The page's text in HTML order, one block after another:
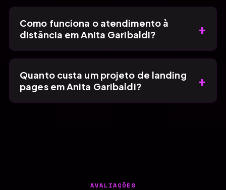
Como funciona o atendimento à
distância em Anita Garibaldi?
+
Quanto custa um projeto de landing
pages em Anita Garibaldi?
+
AVALIAÇÕES